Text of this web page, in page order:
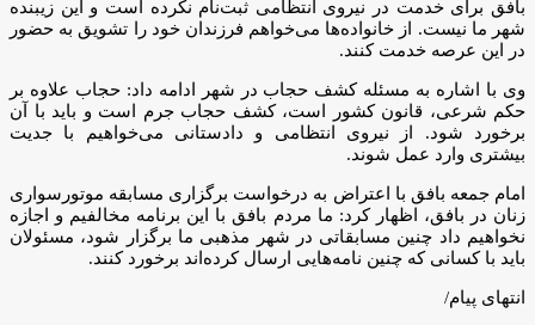
بافق برای خدمت در نیروی انتظامی ثبت‌نام نکرده است و این زیبنده
شهر ما نیست. از خانواده‌ها می‌خواهم فرزندان خود را تشویق به حضور
در این عرصه خدمت کنند.
وی با اشاره به مسئله کشف حجاب در شهر ادامه داد: حجاب علاوه بر
حکم شرعی، قانون کشور است، کشف حجاب جرم است و باید با آن
برخورد شود. از نیروی انتظامی و دادستانی می‌خواهیم با جدیت
بیشتری وارد عمل شوند.
امام جمعه بافق با اعتراض به درخواست برگزاری مسابقه موتورسواری
زنان در بافق، اظهار کرد: ما مردم بافق با این برنامه مخالفیم و اجازه
نخواهیم داد چنین مسابقاتی در شهر مذهبی ما برگزار شود، مسئولان
باید با کسانی که چنین نامه‌هایی ارسال کرده‌اند برخورد کنند.
انتهای پیام/